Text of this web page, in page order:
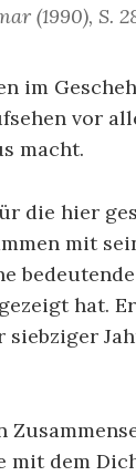
(1990), S.
im
vor
macht.
die hier
mit
hat.
mit dem